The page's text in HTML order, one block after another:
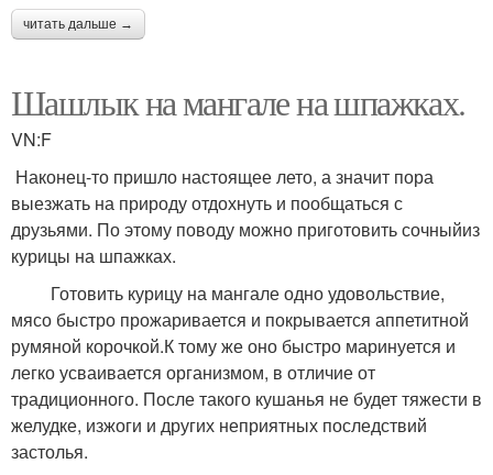
читать дальше →
Шашлык на мангале на шпажках.
VN:F
Наконец-то пришло настоящее лето, а значит пора
выезжать на природу отдохнуть и пообщаться с
друзьями. По этому поводу можно приготовить сочныйиз
курицы на шпажках.
Готовить курицу на мангале одно удовольствие,
мясо быстро прожаривается и покрывается аппетитной
румяной корочкой.К тому же оно быстро маринуется и
легко усваивается организмом, в отличие от
традиционного. После такого кушанья не будет тяжести в
желудке, изжоги и других неприятных последствий
застолья.